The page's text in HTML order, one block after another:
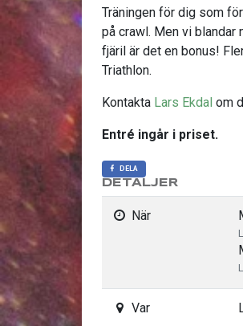
Träningen för dig som
på crawl. Men vi
fjäril är det en bonus!
Triathlon.
Kontakta Lars Ekdal om
Entré ingår i priset.
DELA
DETALJER
När
Var